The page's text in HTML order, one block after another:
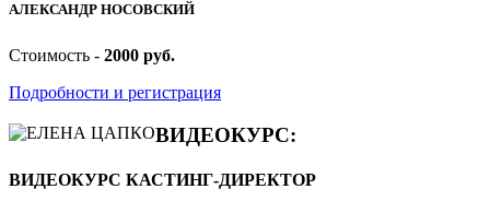
АЛЕКСАНДР НОСОВСКИЙ
Стоимость - 2000 руб.
Подробности и регистрация
ВИДЕОКУРС:
ВИДЕОКУРС КАСТИНГ-ДИРЕКТОР